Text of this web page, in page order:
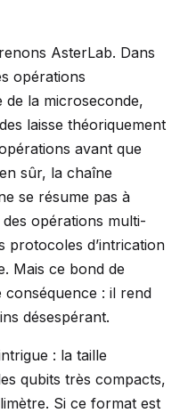
AsterLab. Dans
opérations
de la microseconde,
laisse théoriquement
avant que
sûr, la chaîne
se résume pas à
opérations multi-
protocoles d’intrication
Mais ce bond de
conséquence : il rend
désespérant.
: la taille
qubits très compacts,
Si ce format est